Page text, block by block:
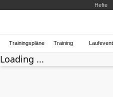
Hefte
Trainingspläne Training
Loading ...